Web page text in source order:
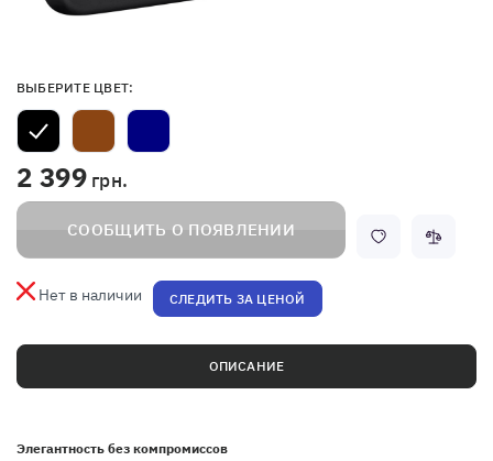
ВЫБЕРИТЕ ЦВЕТ:
2 399 грн.
СООБЩИТЬ О ПОЯВЛЕНИИ
Нет в наличии СЛЕДИТЬ ЗА ЦЕНОЙ
ОПИСАНИЕ
Элегантность без компромиссов